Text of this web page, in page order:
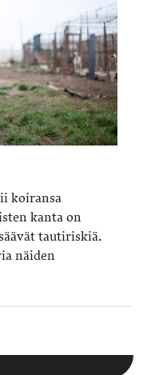
koiransa
kanta on
tautiriskiä.
näiden